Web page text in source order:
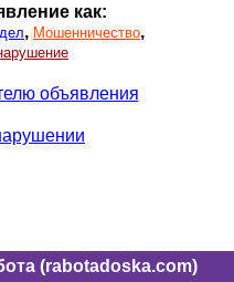
как:
, Мошенничество,
объявления
(rabotadoska.com)